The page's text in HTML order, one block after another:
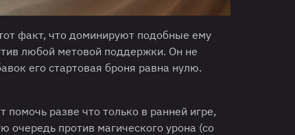
факт, что доминируют подобные ему
любой метовой поддержки. Он не
его стартовая броня равна нулю.
разве что только в ранней игре,
очередь против магического урона (со